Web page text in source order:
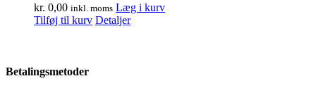
kr. 0,00 inkl. moms Læg i kurv
Tilføj til kurv Detaljer
Betalingsmetoder